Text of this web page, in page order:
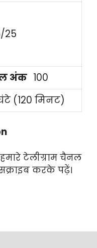
25
अंक 100
(120 मिनट)
टेलीग्राम चैनल
करके पढ़ें।